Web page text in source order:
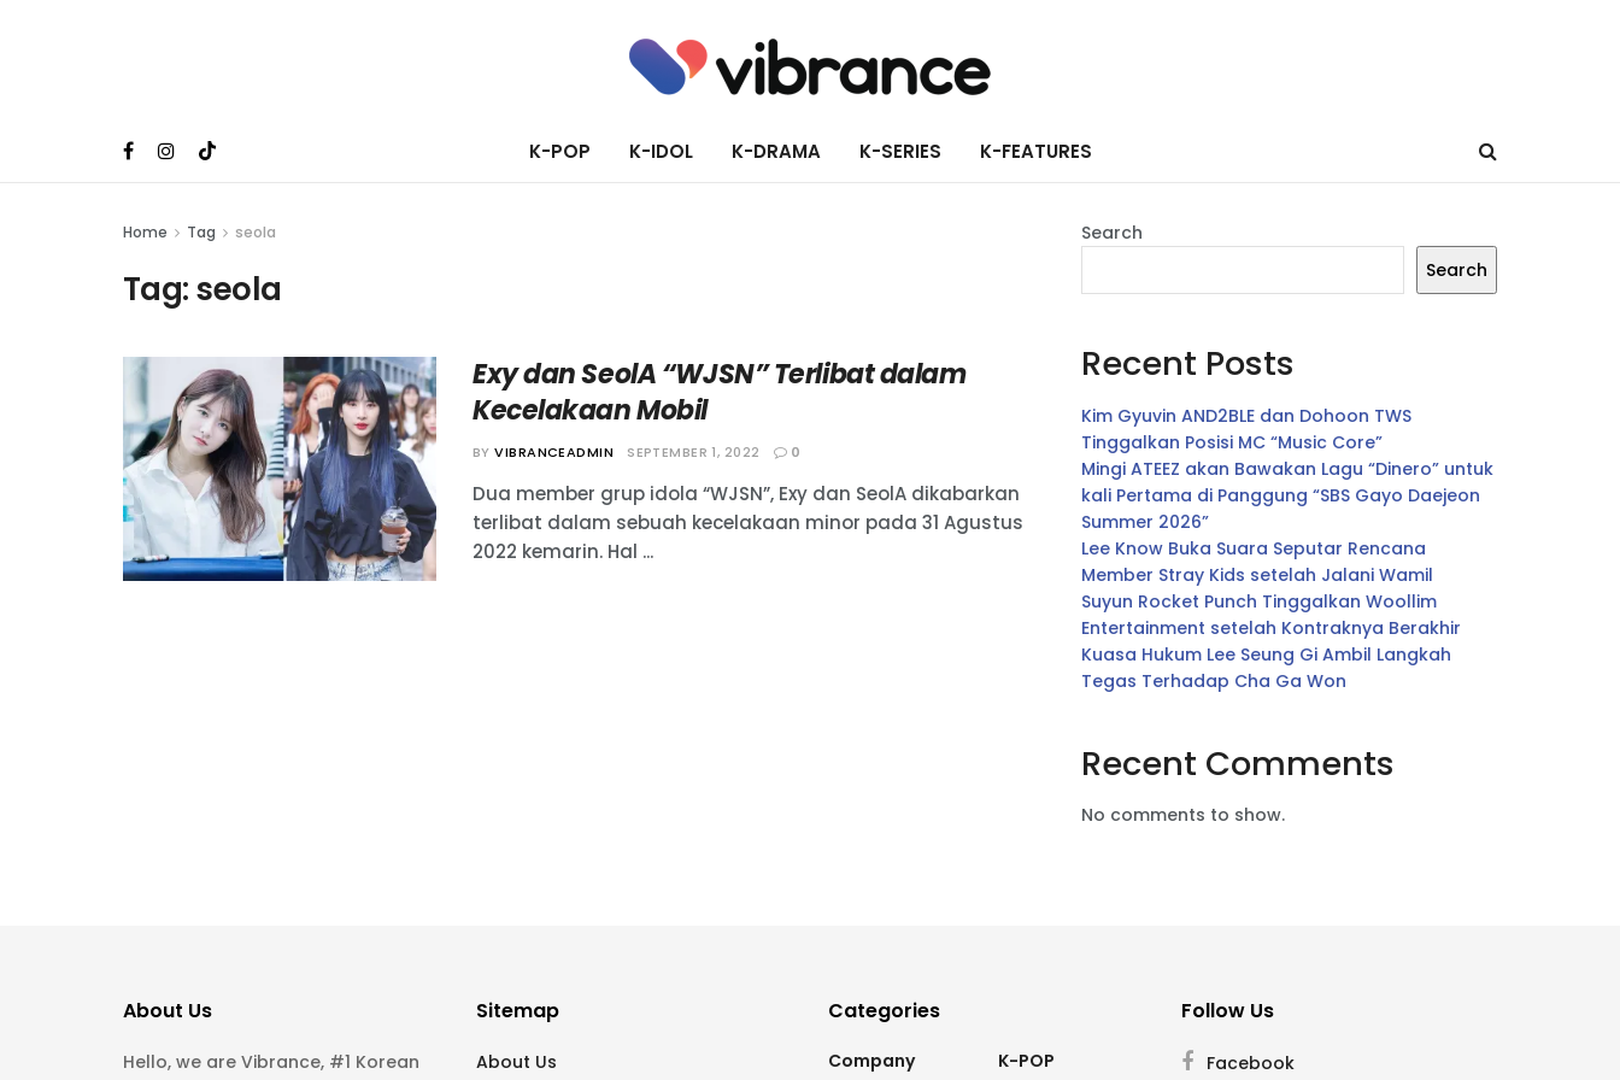
K-POP K-IDOL K-DRAMA K-SERIES K-FEATURES
Home Tag seola
Tag:seola
Exy dan SeolA “WJSN” Terlibat dalam
Kecelakaan Mobil
BY VIBRANCEADMIN SEPTEMBER 1, 2022 0
Dua member grup idola “WJSN”, Exy dan SeolA dikabarkan
terlibat dalam sebuah kecelakaan minor pada 31 Agustus
2022 kemarin. Hal ...
Search
Search
Recent Posts
Kim Gyuvin AND2BLE dan Dohoon TWS
Tinggalkan Posisi MC “Music Core”
Mingi ATEEZ akan Bawakan Lagu “Dinero” untuk
kali Pertama di Panggung “SBS Gayo Daejeon
Summer 2026”
Lee Know Buka Suara Seputar Rencana
Member Stray Kids setelah Jalani Wamil
Suyun Rocket Punch Tinggalkan Woollim
Entertainment setelah Kontraknya Berakhir
Kuasa Hukum Lee Seung Gi Ambil Langkah
Tegas Terhadap Cha Ga Won
Recent Comments
No comments to show.
About Us
Hello, we are Vibrance, #1 Korean
Sitemap
About Us
Categories
Company K-POP
Follow Us
Facebook